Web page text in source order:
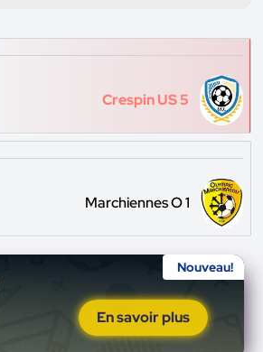
Crespin US 5
Marchiennes O 1
Nouveau!
En savoir plus